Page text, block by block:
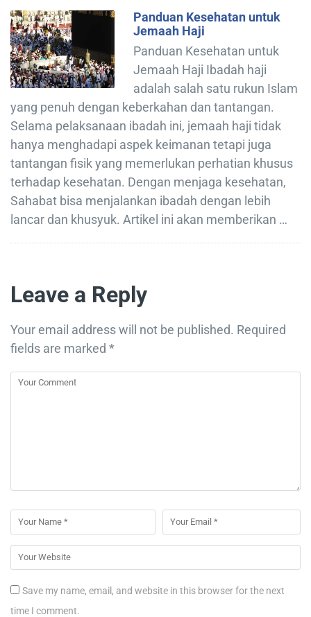
Panduan Kesehatan untuk
Jemaah Haji
Panduan Kesehatan untuk
Jemaah Haji Ibadah haji
adalah salah satu rukun Islam
yang penuh dengan keberkahan dan tantangan.
Selama pelaksanaan ibadah ini, jemaah haji tidak
hanya menghadapi aspek keimanan tetapi juga
tantangan fisik yang memerlukan perhatian khusus
terhadap kesehatan. Dengan menjaga kesehatan,
Sahabat bisa menjalankan ibadah dengan lebih
lancar dan khusyuk. Artikel ini akan memberikan …
Leave a Reply
Your email address will not be published. Required
fields are marked *
Save my name, email, and website in this browser for the next
time I comment.